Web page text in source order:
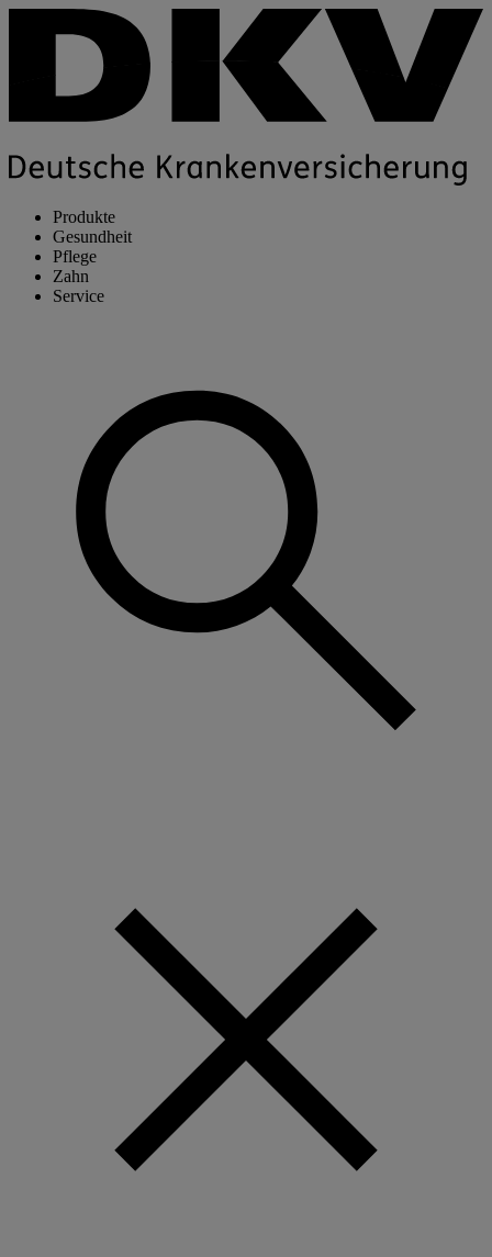
Produkte
Gesundheit
Pflege
Zahn
Service